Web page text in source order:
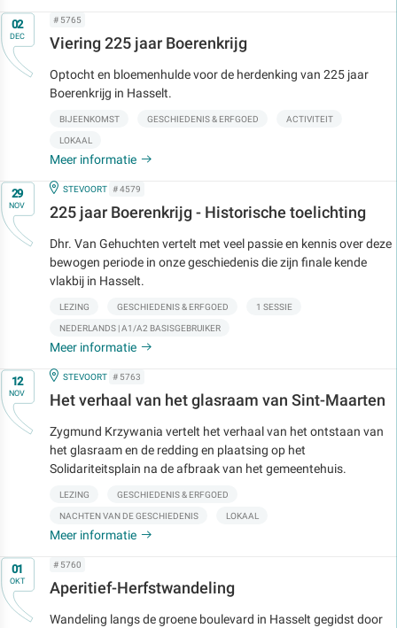
Op02
DEC
# 5765
Viering 225 jaar Boerenkrijg
Optocht en bloemenhulde voor de herdenking van 225 jaar
Boerenkrijg in Hasselt.
BIJEENKOMST GESCHIEDENIS & ERFGOED ACTIVITEIT
LOKAAL
Meer informatie
Op29
NOV
IN
STEVOORT # 4579
225 jaar Boerenkrijg - Historische toelichting
Dhr. Van Gehuchten vertelt met veel passie en kennis over deze
bewogen periode in onze geschiedenis die zijn finale kende
vlakbij in Hasselt.
LEZING GESCHIEDENIS & ERFGOED 1 SESSIE
NEDERLANDS | A1/A2 BASISGEBRUIKER
Meer informatie
Op12
NOV
IN
STEVOORT # 5763
Het verhaal van het glasraam van Sint-Maarten
Zygmund Krzywania vertelt het verhaal van het ontstaan van
het glasraam en de redding en plaatsing op het
Solidariteitsplain na de afbraak van het gemeentehuis.
LEZING GESCHIEDENIS & ERFGOED
NACHTEN VAN DE GESCHIEDENIS LOKAAL
Meer informatie
Op01
OKT
# 5760
Aperitief-Herfstwandeling
Wandeling langs de groene boulevard in Hasselt gegidst door